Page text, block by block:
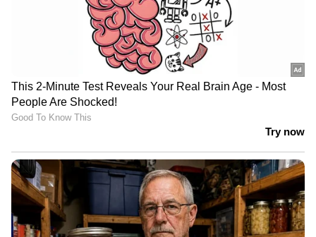
നിന്ന് ഒക്കുപ്പേഷണല്‍ തെറാപ്പിയില്‍ ബിരുദം.
ബിരുദ പഠനകാലത്ത് നാടക
പ്രവര്‍ത്തനങ്ങളുമായി സജീവമായിരുന്നു. 2015
ല്‍ ഫെമിന മിസ് ഇന്ത്യയുടെ ക്യാമ്പസ് പ്രിന്‍സസ്
മത്സരത്തിലേക്ക് തിരഞ്ഞെടുക്കപ്പെട്ടിരുന്നു.
ആഗോള ബ്രാന്‍ഡുകളുടെ പരസ്യചിത്രങ്ങളില്‍